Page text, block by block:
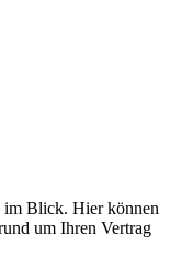
im Blick. Hier können
um Ihren Vertrag